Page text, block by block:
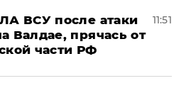
ВСУ после атаки
Валдае, прячась от
части РФ
11:51